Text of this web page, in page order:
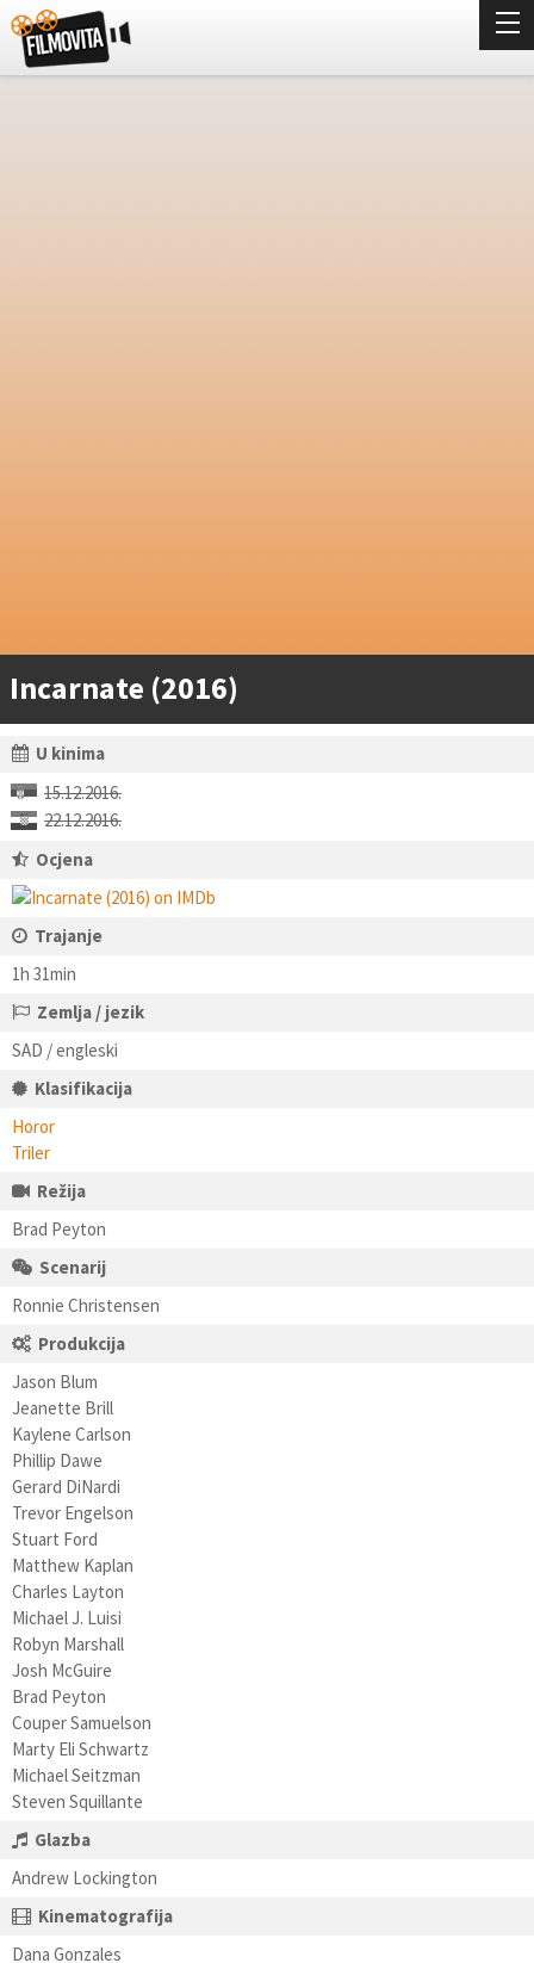
Incarnate (2016)
U kinima
15.12.2016.
22.12.2016.
Ocjena
Trajanje
1h 31min
Zemlja / jezik
SAD / engleski
Klasifikacija
Horor
Triler
Režija
Brad Peyton
Scenarij
Ronnie Christensen
Produkcija
Jason Blum
Jeanette Brill
Kaylene Carlson
Phillip Dawe
Gerard DiNardi
Trevor Engelson
Stuart Ford
Matthew Kaplan
Charles Layton
Michael J. Luisi
Robyn Marshall
Josh McGuire
Brad Peyton
Couper Samuelson
Marty Eli Schwartz
Michael Seitzman
Steven Squillante
Glazba
Andrew Lockington
Kinematografija
Dana Gonzales